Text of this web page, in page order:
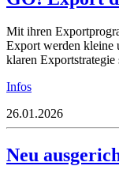
Mit ihren
Export werden kleine
klaren
Infos
26.01.2026
Neu